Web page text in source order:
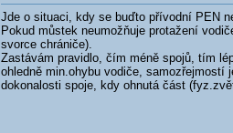
Jde o situaci, kdy se buďto přívodní PEN
Pokud můstek neumožňuje protažení
svorce chrániče).
Zastávám pravidlo, čím méně spojů, tím
ohledně min.ohybu vodiče, samozřejmostí
dokonalosti spoje, kdy ohnutá část